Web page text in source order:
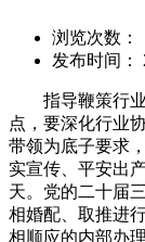
浏览次数：
发布时间：
指导鞭策行业
点，要深化行业
带领为底子要求
实宣传、平安出
天。党的二十届
相婚配、取推进
相顺应的内部办